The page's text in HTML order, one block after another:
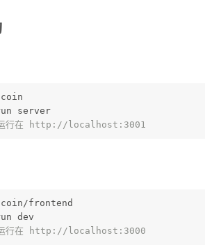
server
行在 http://localhost:3001
frontend
dev
行在 http://localhost:3000